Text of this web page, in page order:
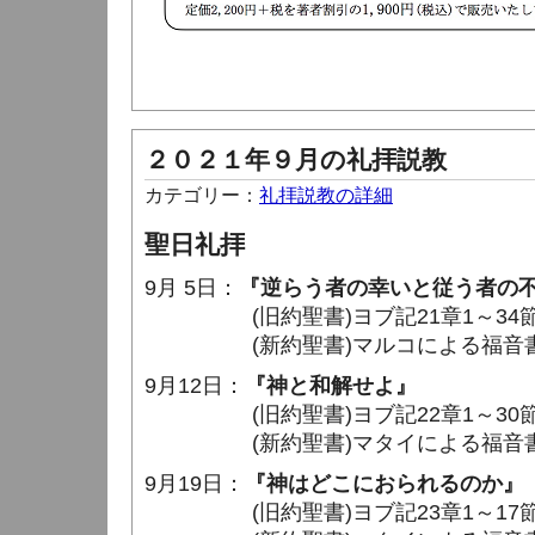
２０２１年９月の礼拝説教
カテゴリー： 礼拝説教の詳細
聖日礼拝
9月 5日：
『逆らう者の幸いと従う者の
(旧約聖書)ヨブ記21章1～34
(新約聖書)マルコによる福音書
9月12日：
『神と和解せよ』
(旧約聖書)ヨブ記22章1～30
(新約聖書)マタイによる福音書
9月19日：
『神はどこにおられるのか』
(旧約聖書)ヨブ記23章1～17